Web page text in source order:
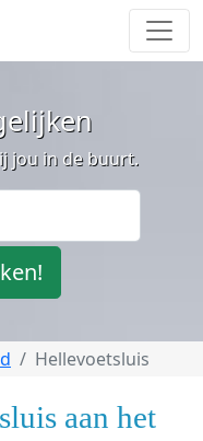
jou in de buurt.
Hellevoetsluis
aan het